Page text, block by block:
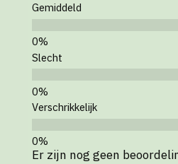
Gemiddeld
Slecht
Verschrikkelijk
Er zijn nog geen